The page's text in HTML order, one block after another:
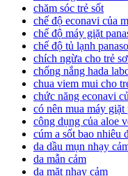
chăm sóc trẻ sốt
chế độ econavi của
chế độ máy giặt
chế độ tủ lạnh
chích ngừa cho trẻ
chống nắng hada
chua viem mui cho
chức năng econavi
có nên mua máy
công dụng của aloe
cúm a sốt bao nhiêu
da dầu mụn nhạy
da mẫn cảm
da mặt nhạy cảm